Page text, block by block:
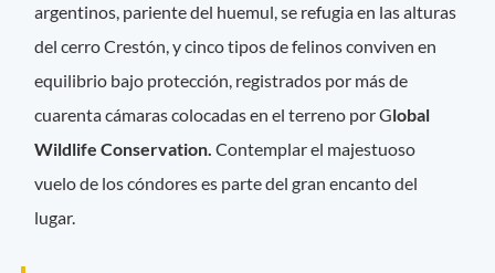
argentinos, pariente del huemul, se refugia en las alturas
del cerro Crestón, y cinco tipos de felinos conviven en
equilibrio bajo protección, registrados por más de
cuarenta cámaras colocadas en el terreno por Global
Wildlife Conservation.Contemplar el majestuoso
vuelo de los cóndores es parte del gran encanto del
lugar.